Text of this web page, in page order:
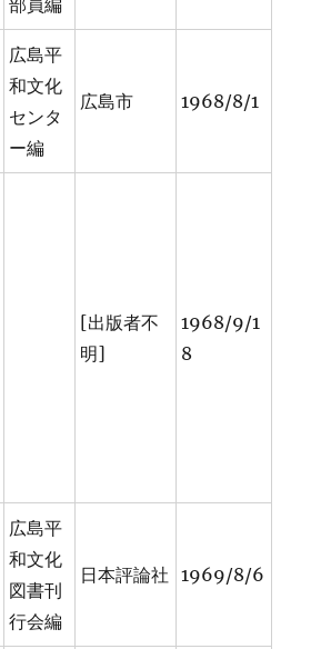
部員編
広島平
和文化
センタ
ー編
広島市 1968/8/1
[出版者不
明]
1968/9/1
8
広島平
和文化
図書刊
行会編
日本評論社 1969/8/6